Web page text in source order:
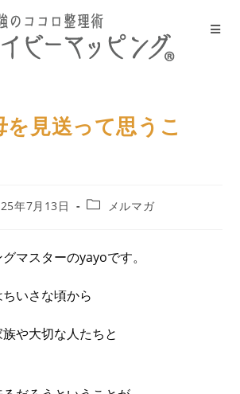
を見送って思うこ
年7月13日 メルマガ
マスターのyayoです。
いさな頃から
や大切な人たちと